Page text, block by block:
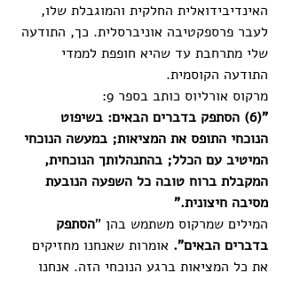
האינדיבידואלית החלקית והמוגבלת שלו,
לעבר פרספקטיבה אוניברסלית. כך, התודעה
שלי מתרחבת עד שהיא חופפת לממדי
התודעה הקוסמית.
מרקוס אורליוס כותב בספר 9:
"(6) הסתפק בדברים הבאים: בשיפוט
הנוכחי התופס את המציאות; במעשה הנוכחי
המיטיב עם הכלל; בהתנהלותך הנוכחית,
המקבלת ברוח טובה כל השפעה הנובעת
מסיבה חיצונית."
המילים שמרקוס משתמש בהן "הסתפק
בדברים הבאים". אומרות שאנחנו מחזיקים
את כל המציאות ברגע הנוכחי הזה. אנחנו